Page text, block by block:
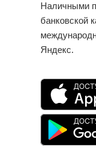
Наличными
банковской
Яндекс.